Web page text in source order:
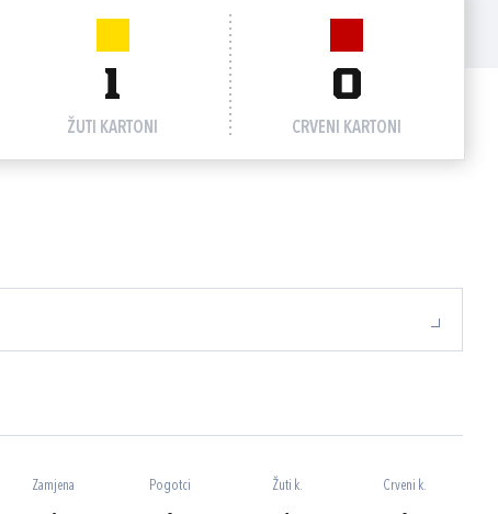
1
ŽUTI KARTONI
0
CRVENI KARTONI
Zamjena Pogotci Žuti k. Crveni k.